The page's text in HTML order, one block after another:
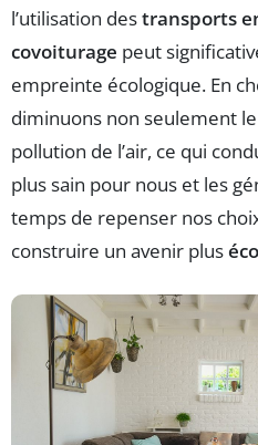
l’utilisation destransports
covoiturage peut
empreinte écologique. En
diminuons non seulement
pollution de l’air, ce qui
plus sain pour nous et les
temps de repenser nos
construire un avenir plus